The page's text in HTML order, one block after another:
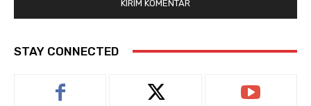
STAY CONNECTED